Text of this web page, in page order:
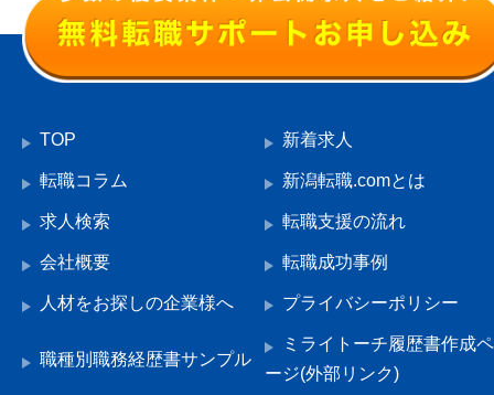
TOP 新着求人
転職コラム 新潟転職.comとは
求人検索 転職支援の流れ
会社概要 転職成功事例
人材をお探しの企業様へ プライバシーポリシー
職種別職務経歴書サンプル
ミライトーチ履歴書作成ペ
ージ(外部リンク)